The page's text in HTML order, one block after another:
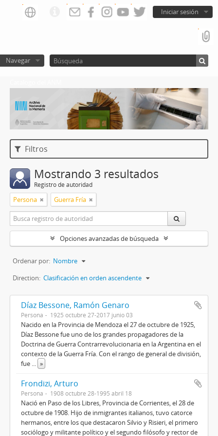
Iniciar sesión
Navegar
Filtros
Mostrando 3 resultados
Registro de autoridad
Persona Guerra Fría
Opciones avanzadas de búsqueda
Ordenar por: Nombre
Direction: Clasificación en orden ascendente
Díaz Bessone, Ramón Genaro
Persona 1925 octubre 27-2017 junio 03
Nacido en la Provincia de Mendoza el 27 de octubre de 1925,
Díaz Bessone fue uno de los grandes propagadores de la
Doctrina de Guerra Contrarrevolucionaria en la Argentina en el
contexto de la Guerra Fría. Con el rango de general de división,
fue ... »
Frondizi, Arturo
Persona 1908 octubre 28-1995 abril 18
Nació en Paso de los Libres, Provincia de Corrientes, el 28 de
octubre de 1908. Hijo de inmigrantes italianos, tuvo catorce
hermanos, entre los que destacaron Silvio y Risieri, el primero
sociólogo y militante político y el segundo filósofo y rector de